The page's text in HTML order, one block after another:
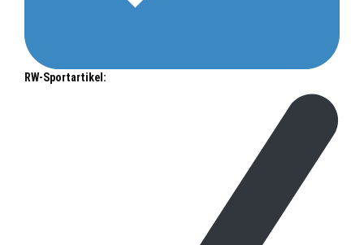
RW-Sportartikel: